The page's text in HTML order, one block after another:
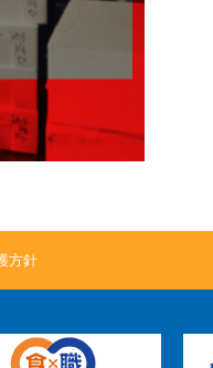
方針